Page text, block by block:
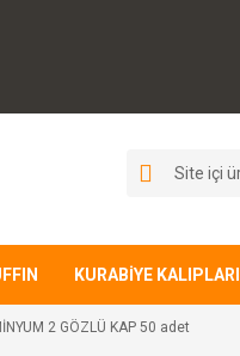
KURABİYE KALIPLARI
2 GÖZLÜ KAP 50 adet